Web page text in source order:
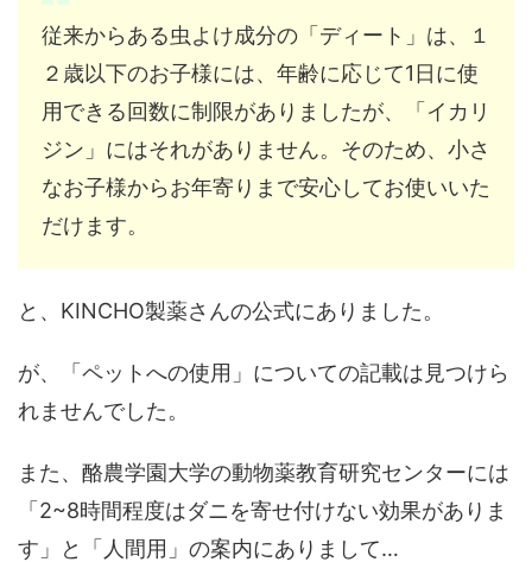
従来からある虫よけ成分の「ディート」は、１
２歳以下のお子様には、年齢に応じて1日に使
用できる回数に制限がありましたが、「イカリ
ジン」にはそれがありません。そのため、小さ
なお子様からお年寄りまで安心してお使いいた
だけます。
と、KINCHO製薬さんの公式にありました。
が、「ペットへの使用」についての記載は見つけら
れませんでした。
また、酪農学園大学の動物薬教育研究センターには
「2~8時間程度はダニを寄せ付けない効果がありま
す」と「人間用」の案内にありまして…